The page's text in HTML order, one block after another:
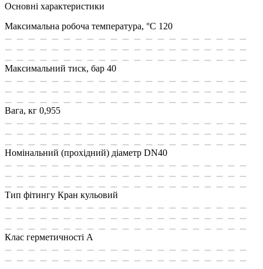
Основні характеристики
Максимальна робоча температура, °С 120
Максимальний тиск, бар 40
Вага, кг 0,955
Номінальний (прохідний) діаметр DN40
Тип фітингу Кран кульовий
Клас герметичності А